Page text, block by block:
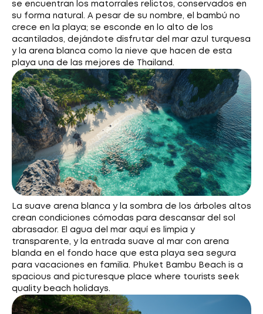
se encuentran los matorrales relictos, conservados en
su forma natural. A pesar de su nombre, el bambú no
crece en la playa; se esconde en lo alto de los
acantilados, dejándote disfrutar del mar azul turquesa
y la arena blanca como la nieve que hacen de esta
playa una de las mejores de Thailand.
La suave arena blanca y la sombra de los árboles altos
crean condiciones cómodas para descansar del sol
abrasador. El agua del mar aquí es limpia y
transparente, y la entrada suave al mar con arena
blanda en el fondo hace que esta playa sea segura
para vacaciones en familia. Phuket Bambu Beach is a
spacious and picturesque place where tourists seek
quality beach holidays.